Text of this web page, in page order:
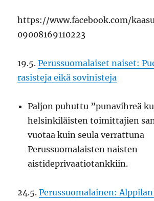
https://www.facebook.com/
09008169110223
19.5.Perussuomalaiset naiset:
rasisteja eikä sovinisteja
Paljon puhuttu ”punavihreä
helsinkiläisten toimittajien
vuotaa kuin seula verrattuna
Perussuomalaisten naisten
aistideprivaatiotankkiin.
24.5.Perussuomalainen: